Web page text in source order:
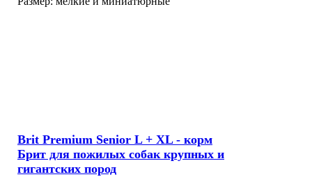
Brit Premium Senior L + XL - корм
Брит для пожилых собак крупных и
гигантских пород